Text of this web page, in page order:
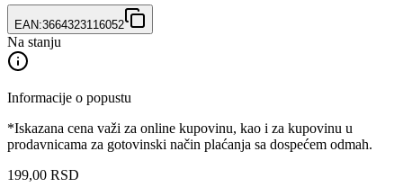
EAN:3664323116052
Na stanju
Informacije o popustu
*Iskazana cena važi za online kupovinu, kao i za kupovinu u
prodavnicama za gotovinski način plaćanja sa dospećem odmah.
199,00 RSD